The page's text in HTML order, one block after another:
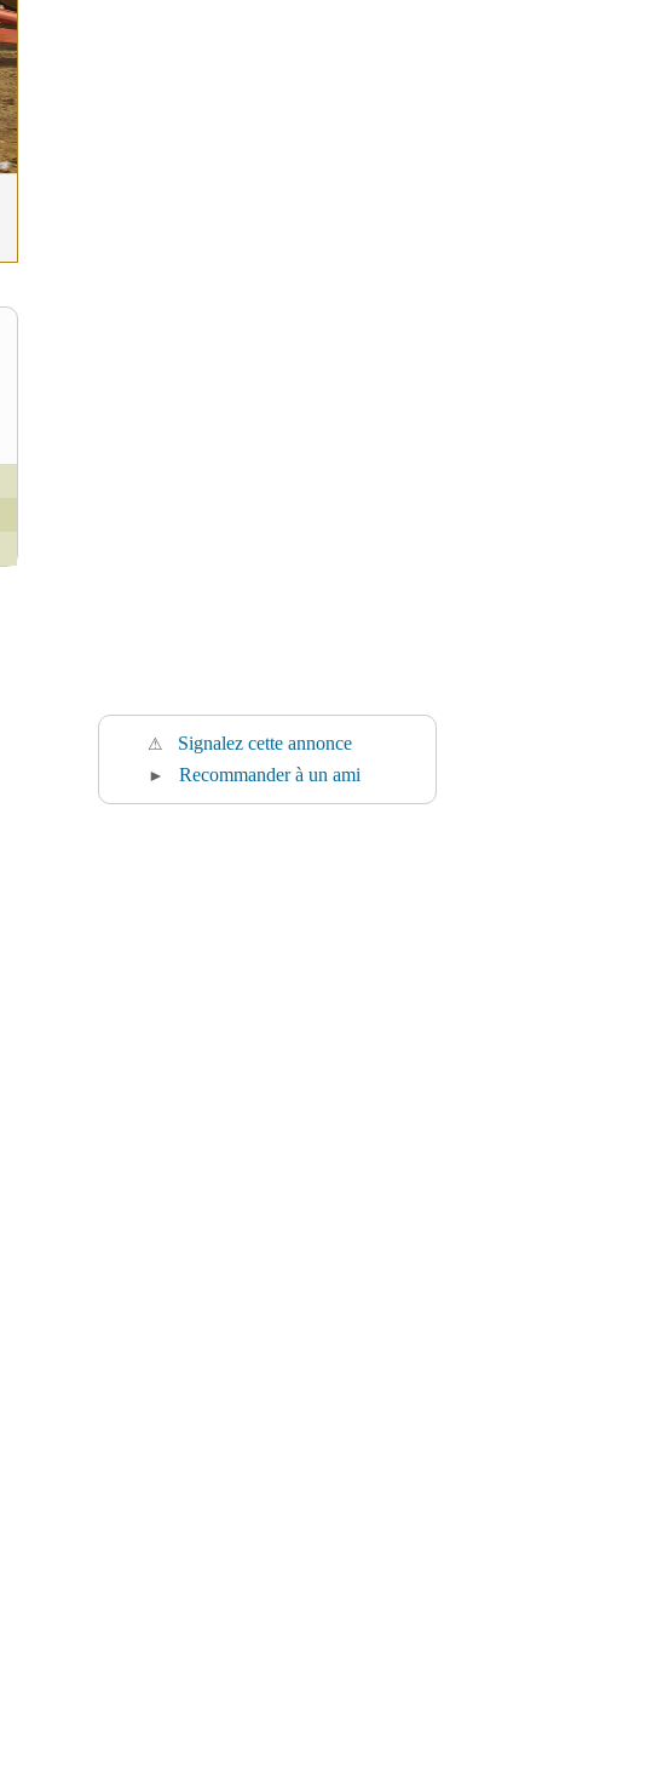
⚠ Signalez cette annonce
► Recommander à un ami